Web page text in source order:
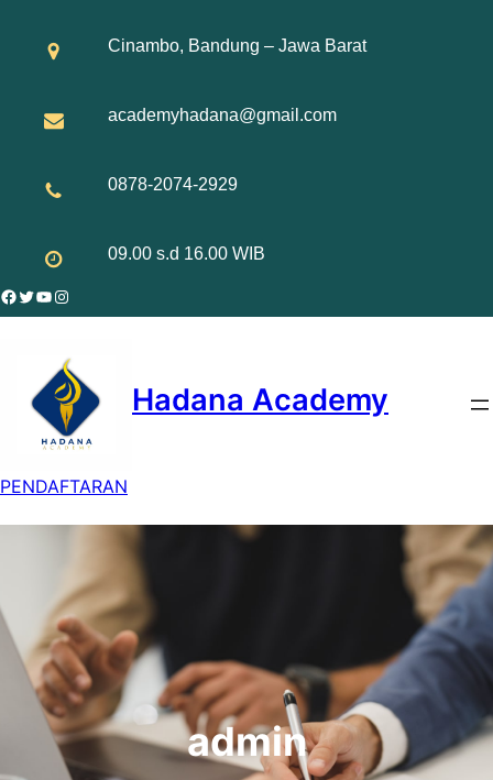
Cinambo, Bandung – Jawa Barat
academyhadana@gmail.com
0878-2074-2929
09.00 s.d 16.00 WIB
Facebook
Twitter
YouTube
Instagram
Hadana Academy
PENDAFTARAN
admin